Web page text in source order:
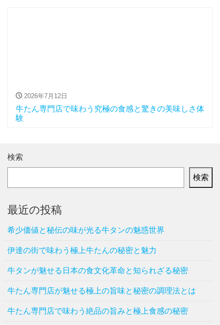
2026年7月12日
牛たん専門店で味わう究極の食感と驚きの美味しさ体
験
検索
検索
最近の投稿
希少価値と秘伝の味が光る牛タンの魅惑世界
伊達の街で味わう極上牛たんの秘密と魅力
牛タンが魅せる日本の食文化革命と知られざる秘密
牛たん専門店が魅せる極上の旨味と秘密の調理法とは
牛たん専門店で味わう絶品の旨みと極上食感の秘密